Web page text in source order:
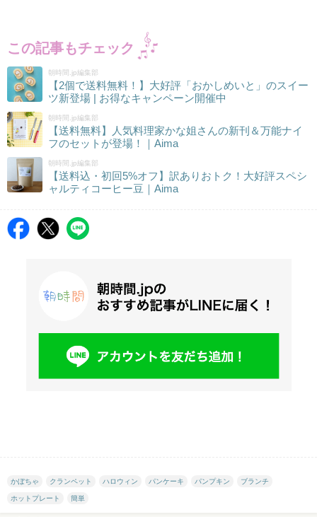
この記事もチェック
朝時間.jp編集部
【2個で送料無料！】大好評「おかしめいと」のスイー
ツ新登場 | お得なキャンペーン開催中
朝時間.jp編集部
【送料無料】人気料理家かな姐さんの新刊＆万能ナイ
フのセットが登場！｜Aima
朝時間.jp編集部
【送料込・初回5%オフ】訳ありおトク！大好評スペシ
ャルティコーヒー豆｜Aima
かぼちゃ クランペット ハロウィン パンケーキ パンプキン ブランチ
ホットプレート 簡単